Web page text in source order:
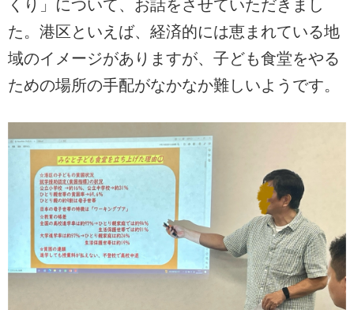
くり」について、お話をさせていただきまし
た。港区といえば、経済的には恵まれている地
域のイメージがありますが、子ども食堂をやる
ための場所の手配がなかなか難しいようです。